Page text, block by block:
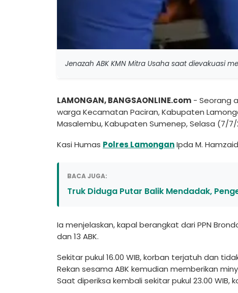
Jenazah ABK KMN Mitra Usaha saat dievakuasi
LAMONGAN, BANGSAONLINE.com - Seorang
warga Kecamatan Paciran, Kabupaten
Masalembu, Kabupaten Sumenep, Selasa (7/7/
Kasi Humas Polres LamonganIpda M.
BACA JUGA:
Truk Diduga Putar Balik Mendadak,
Ia menjelaskan, kapal berangkat dari PPN
dan 13 ABK.
Sekitar pukul 16.00 WIB, korban terjatuh dan
Rekan sesama ABK kemudian memberikan
Saat diperiksa kembali sekitar pukul 23.00 WIB,